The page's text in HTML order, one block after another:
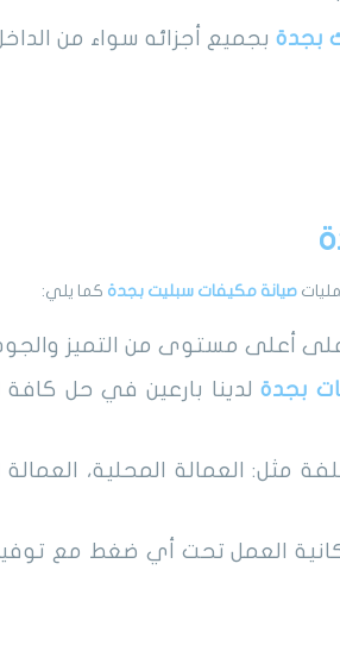
بجدة بجميع أجزائه سواء من
صيانة مكيفات سبليت بجدة كما يلي:
أعلى مستوى من التميز
بجدةلدينا بارعين في حل كافة
مثل: العمالة المحلية، العمالة
العمل تحت أي ضغط مع